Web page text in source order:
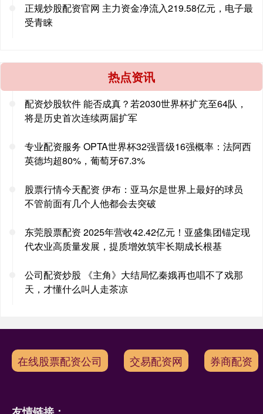
正规炒股配资官网 主力资金净流入219.58亿元，电子最
受青睐
热点资讯
配资炒股软件 能否成真？若2030世界杯扩充至64队，
将是历史首次连续两届扩军
专业配资服务 OPTA世界杯32强晋级16强概率：法阿西
英德均超80%，葡萄牙67.3%
股票行情今天配资 伊布：亚马尔是世界上最好的球员
不管前面有几个人他都会去突破
东莞股票配资 2025年营收42.42亿元！亚盛集团锚定现
代农业高质量发展，提质增效筑牢长期成长根基
公司配资炒股 《主角》大结局忆秦娥再也唱不了戏那
天，才懂什么叫人走茶凉
在线股票配资公司 交易配资网 券商配资